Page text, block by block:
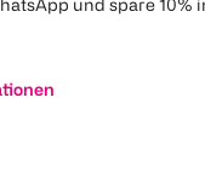
und spare 10%